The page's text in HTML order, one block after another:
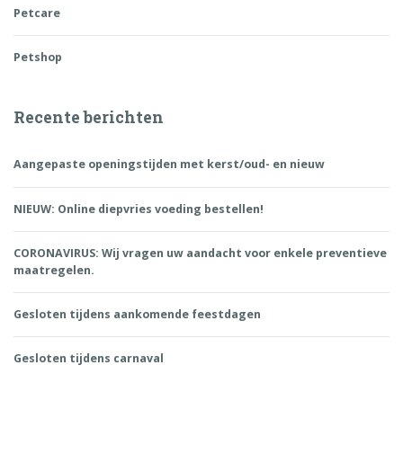
Petcare
Petshop
Recente berichten
Aangepaste openingstijden met kerst/oud- en nieuw
NIEUW: Online diepvries voeding bestellen!
CORONAVIRUS: Wij vragen uw aandacht voor enkele preventieve
maatregelen.
Gesloten tijdens aankomende feestdagen
Gesloten tijdens carnaval